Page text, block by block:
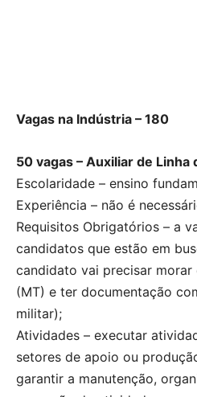
Vagas na Indústria – 180
50 vagas – Auxiliar de Linha
Escolaridade – ensino
Experiência – não é
Requisitos Obrigatórios – a
candidatos que estão em
candidato vai precisar morar
(MT) e ter documentação
militar);
Atividades – executar
setores de apoio ou
garantir a manutenção,